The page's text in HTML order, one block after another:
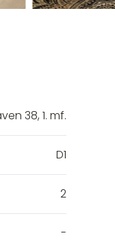
38, 1. mf.
D1
2
-